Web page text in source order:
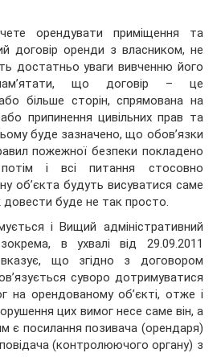
орендувати приміщення та
договір оренди з власником, не
достатньо уваги вивченню його
що договір – це
більше сторін, спрямована на
припинення цивільних прав та
буде зазначено, що обов’язки
пожежної безпеки покладено
і всі питання стосовно
об’єкта будуть висуватися саме
буде не так просто.
і Вищий адміністративний
в ухвалі від 29.09.2011
що згідно з договором
суворо дотримуватися
на орендованому об’єкті, отже і
цих вимог несе саме він, а
є посилання позивача (орендаря)
(контролюючого органу) з